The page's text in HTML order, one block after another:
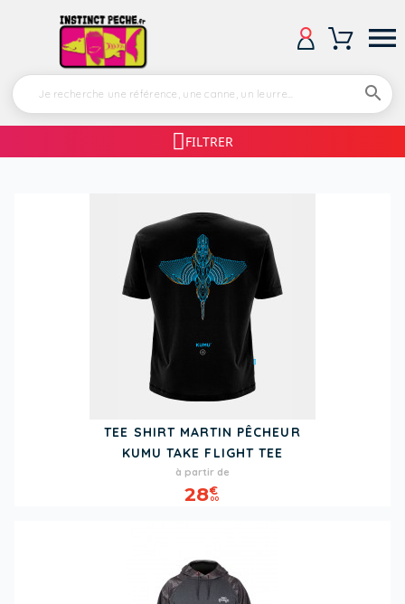


FILTRER
TEE SHIRT MARTIN PÊCHEUR
KUMU TAKE FLIGHT TEE
Prix
à partir de
28€
00